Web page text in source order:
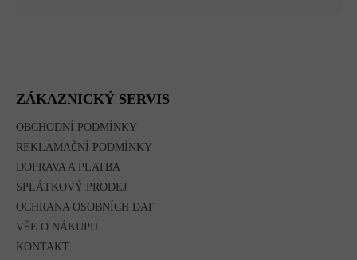
ZÁKAZNICKÝ SERVIS
OBCHODNÍ PODMÍNKY
REKLAMAČNÍ PODMÍNKY
DOPRAVA A PLATBA
SPLÁTKOVÝ PRODEJ
OCHRANA OSOBNÍCH DAT
VŠE O NÁKUPU
KONTAKT